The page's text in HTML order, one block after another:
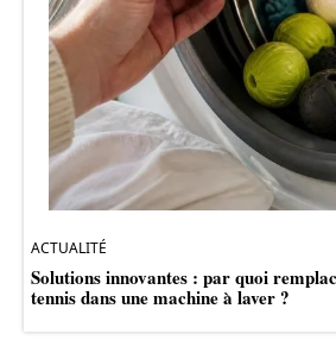
ACTUALITÉ
Solutions innovantes : par quoi
tennis dans une machine à laver ?